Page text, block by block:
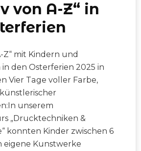
von A-Z“ in
Z“ mit Kindern und
den Osterferien 2025 in
Vier Tage voller Farbe,
unserem
„Drucktechniken &
konnten Kinder zwischen 6
eigene Kunstwerke